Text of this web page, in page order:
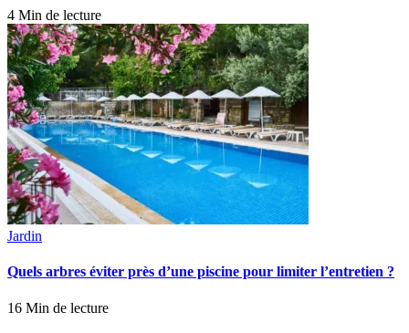
4 Min de lecture
Jardin
Quels arbres éviter près d’une piscine pour limiter l’entretien ?
16 Min de lecture